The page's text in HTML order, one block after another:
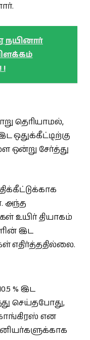
நயினார்
தெரியாமல்,
ஒதுக்கீட்டிற்கு
ஒன்று சேர்த்து
அந்த
உயிர் தியாகம்
இட
% இட
செய்தபோது,
காங்கிரஸ் என